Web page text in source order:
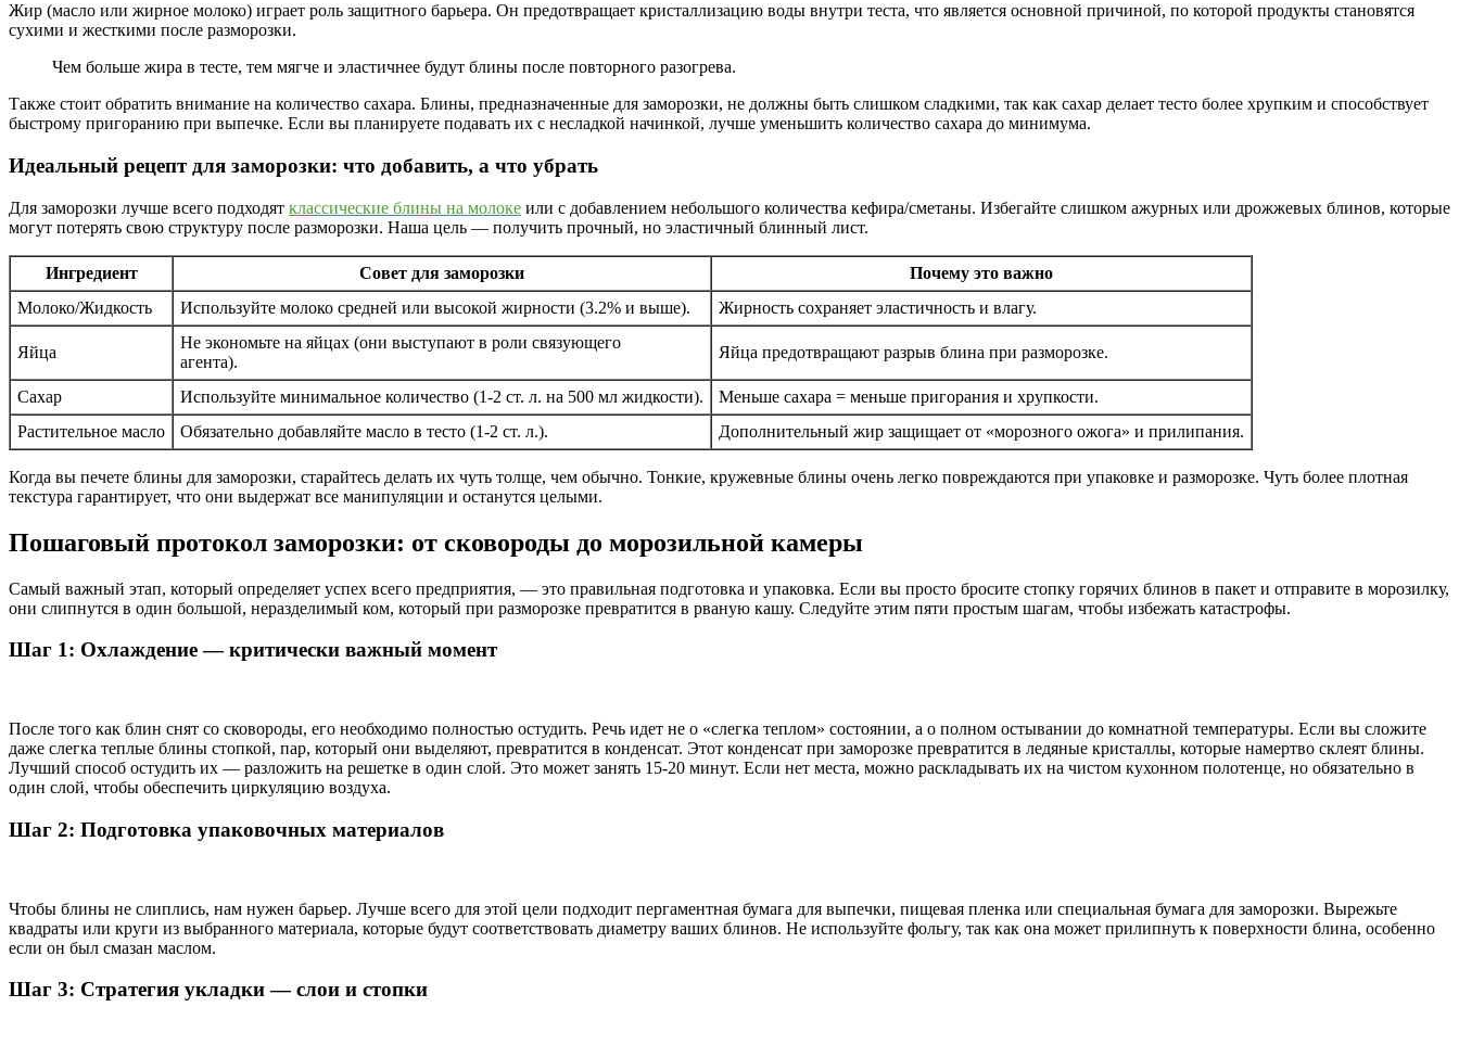
Жир (масло или жирное молоко) играет роль защитного барьера. Он предотвращает кристаллизацию воды внутри теста, что является основной причиной, по которой продукты становятся
сухими и жесткими после разморозки.
Чем больше жира в тесте, тем мягче и эластичнее будут блины после повторного разогрева.
Также стоит обратить внимание на количество сахара. Блины, предназначенные для заморозки, не должны быть слишком сладкими, так как сахар делает тесто более хрупким и способствует
быстрому пригоранию при выпечке. Если вы планируете подавать их с несладкой начинкой, лучше уменьшить количество сахара до минимума.
Идеальный рецепт для заморозки: что добавить, а что убрать
Для заморозки лучше всего подходят классические блины на молоке или с добавлением небольшого количества кефира/сметаны. Избегайте слишком ажурных или дрожжевых блинов, которые
могут потерять свою структуру после разморозки. Наша цель — получить прочный, но эластичный блинный лист.
Ингредиент Совет для заморозки
Почему это важно
Молоко/Жидкость
Используйте молоко средней или высокой жирности (3.2% и выше). Жирность сохраняет эластичность и влагу.
Яйца
Не экономьте на яйцах (они выступают в роли связующего
агента).
Яйца предотвращают разрыв блина при разморозке.
Сахар Используйте минимальное количество (1-2 ст. л. на 500 мл жидкости).
Меньше сахара = меньше пригорания и хрупкости.
Растительное масло
Обязательно добавляйте масло в тесто (1-2 ст. л.). Дополнительный жир защищает от «морозного ожога» и прилипания.
Когда вы печете блины для заморозки, старайтесь делать их чуть толще, чем обычно. Тонкие, кружевные блины очень легко повреждаются при упаковке и разморозке. Чуть более плотная
текстура гарантирует, что они выдержат все манипуляции и останутся целыми.
Пошаговый протокол заморозки: от сковороды до морозильной камеры
Самый важный этап, который определяет успех всего предприятия, — это правильная подготовка и упаковка. Если вы просто бросите стопку горячих блинов в пакет и отправите в морозилку,
они слипнутся в один большой, неразделимый ком, который при разморозке превратится в рваную кашу. Следуйте этим пяти простым шагам, чтобы избежать катастрофы.
Шаг 1: Охлаждение — критически важный момент
После того как блин снят со сковороды, его необходимо полностью остудить. Речь идет не о «слегка теплом» состоянии, а о полном остывании до комнатной температуры. Если вы сложите
даже слегка теплые блины стопкой, пар, который они выделяют, превратится в конденсат. Этот конденсат при заморозке превратится в ледяные кристаллы, которые намертво склеят блины.
Лучший способ остудить их — разложить на решетке в один слой. Это может занять 15-20 минут. Если нет места, можно раскладывать их на чистом кухонном полотенце, но обязательно в
один слой, чтобы обеспечить циркуляцию воздуха.
Шаг 2: Подготовка упаковочных материалов
Чтобы блины не слиплись, нам нужен барьер. Лучше всего для этой цели подходит пергаментная бумага для выпечки, пищевая пленка или специальная бумага для заморозки. Вырежьте
квадраты или круги из выбранного материала, которые будут соответствовать диаметру ваших блинов. Не используйте фольгу, так как она может прилипнуть к поверхности блина, особенно
если он был смазан маслом.
Шаг 3: Стратегия укладки — слои и стопки